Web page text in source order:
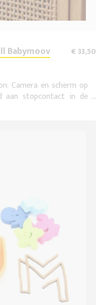
Babymoov
€ 33,50
Camera en scherm op
aan stopcontact in de